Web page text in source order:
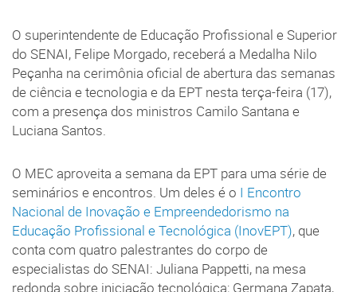
O superintendente de Educação Profissional e Superior
do SENAI, Felipe Morgado, receberá a Medalha Nilo
Peçanha na cerimônia oficial de abertura das semanas
de ciência e tecnologia e da EPT nesta terça-feira (17),
com a presença dos ministros Camilo Santana e
Luciana Santos.
O MEC aproveita a semana da EPT para uma série de
seminários e encontros. Um deles é o I Encontro
Nacional de Inovação e Empreendedorismo na
Educação Profissional e Tecnológica (InovEPT), que
conta com quatro palestrantes do corpo de
especialistas do SENAI: Juliana Pappetti, na mesa
redonda sobre iniciação tecnológica; Germana Zapata,